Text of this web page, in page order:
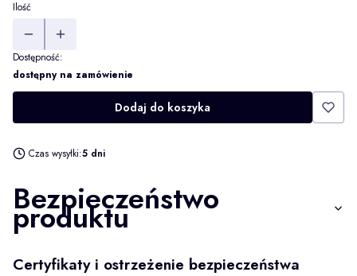
Ilość
Dostępność:
dostępny na zamówienie
Dodaj do koszyka
Czas wysyłki:5 dni
Bezpieczeństwo
produktu
Certyfikaty i ostrzeżenie bezpieczeństwa